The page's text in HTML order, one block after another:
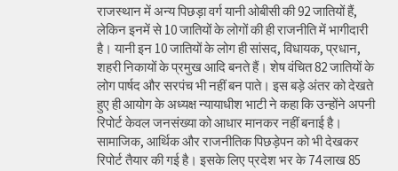
राजस्थान में अन्य पिछड़ा वर्ग यानी ओबीसी की 92 जातियों हैं,
लेकिन इनमें से 10 जातियों के लोगों की ही राजनीति में भागीदारी
है। यानी इन 10 जातियों के लोग ही सांसद, विधायक, प्रधान,
शहरी निकायों के प्रमुख आदि बनते हैं। शेष वंचित 82 जातियों के
लोग पार्षद और सरपंच भी नहीं बन पाते। इस बड़े अंतर को देखते
हुए ही आयोग के अध्यक्ष न्यायाधीश भाटी ने कहा कि उन्होंने अपनी
रिपोर्ट केवल जनसंख्या को आधार मानकर नहीं बनाई है।
सामाजिक, आर्थिक और राजनीतिक पिछड़ेपन को भी देखकर
रिपोर्ट तैयार की गई है। इसके लिए प्रदेश भर के 74 लाख 85